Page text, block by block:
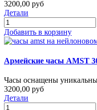
3200,00 руб
Детали
Добавить в корзину
Армейские часы AMST
Часы оснащены
3200,00 руб
Детали